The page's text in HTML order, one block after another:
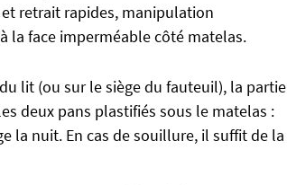
retrait rapides, manipulation
la face imperméable côté matelas.
lit (ou sur le siège du fauteuil), la partie
deux pans plastifiés sous le matelas :
la nuit. En cas de souillure, il suffit de la